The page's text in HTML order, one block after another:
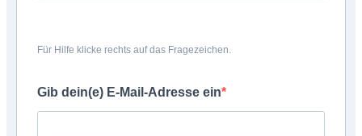
Für Hilfe klicke rechts auf das Fragezeichen.
Gib dein(e) E-Mail-Adresse ein